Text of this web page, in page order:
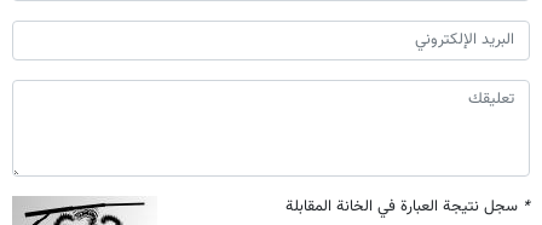
* سجل نتيجة العبارة في الخانة المقابلة